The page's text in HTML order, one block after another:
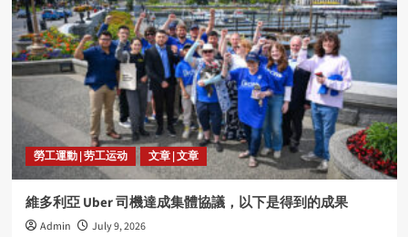
勞工運動 | 劳工运动 文章 | 文章
維多利亞 Uber 司機達成集體協議，以下是得到的成果
Admin July 9, 2026